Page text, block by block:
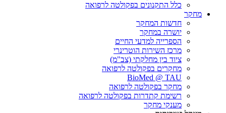
כלל התקנונים בפקולטה לרפואה
מחקר
חדשות המחקר
יושרה במחקר
הספרייה למדעי החיים
מרכז השירות הוטרינרי
ציוד בין מחלקתי (צב"מ)
מחקרים בפקולטה לרפואה
BioMed @ TAU
מחקר בפקולטה לרפואה
רשימת קתדרות בפקולטה לרפואה
מענקי מחקר